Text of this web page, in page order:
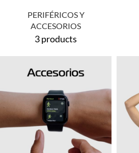
PERIFÉRICOS Y
ACCESORIOS
3 products